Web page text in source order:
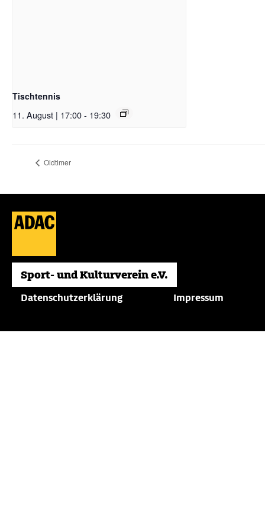
Tischtennis
11. August | 17:00- 19:30
Oldtimer
Datenschutzerklärung Impressum